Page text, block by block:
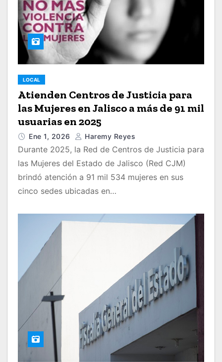
LOCAL
Atienden Centros de Justicia para
las Mujeres en Jalisco a más de 91 mil
usuarias en 2025
Ene 1, 2026 Haremy Reyes
Durante 2025, la Red de Centros de Justicia para
las Mujeres del Estado de Jalisco (Red CJM)
brindó atención a 91 mil 534 mujeres en sus
cinco sedes ubicadas en…